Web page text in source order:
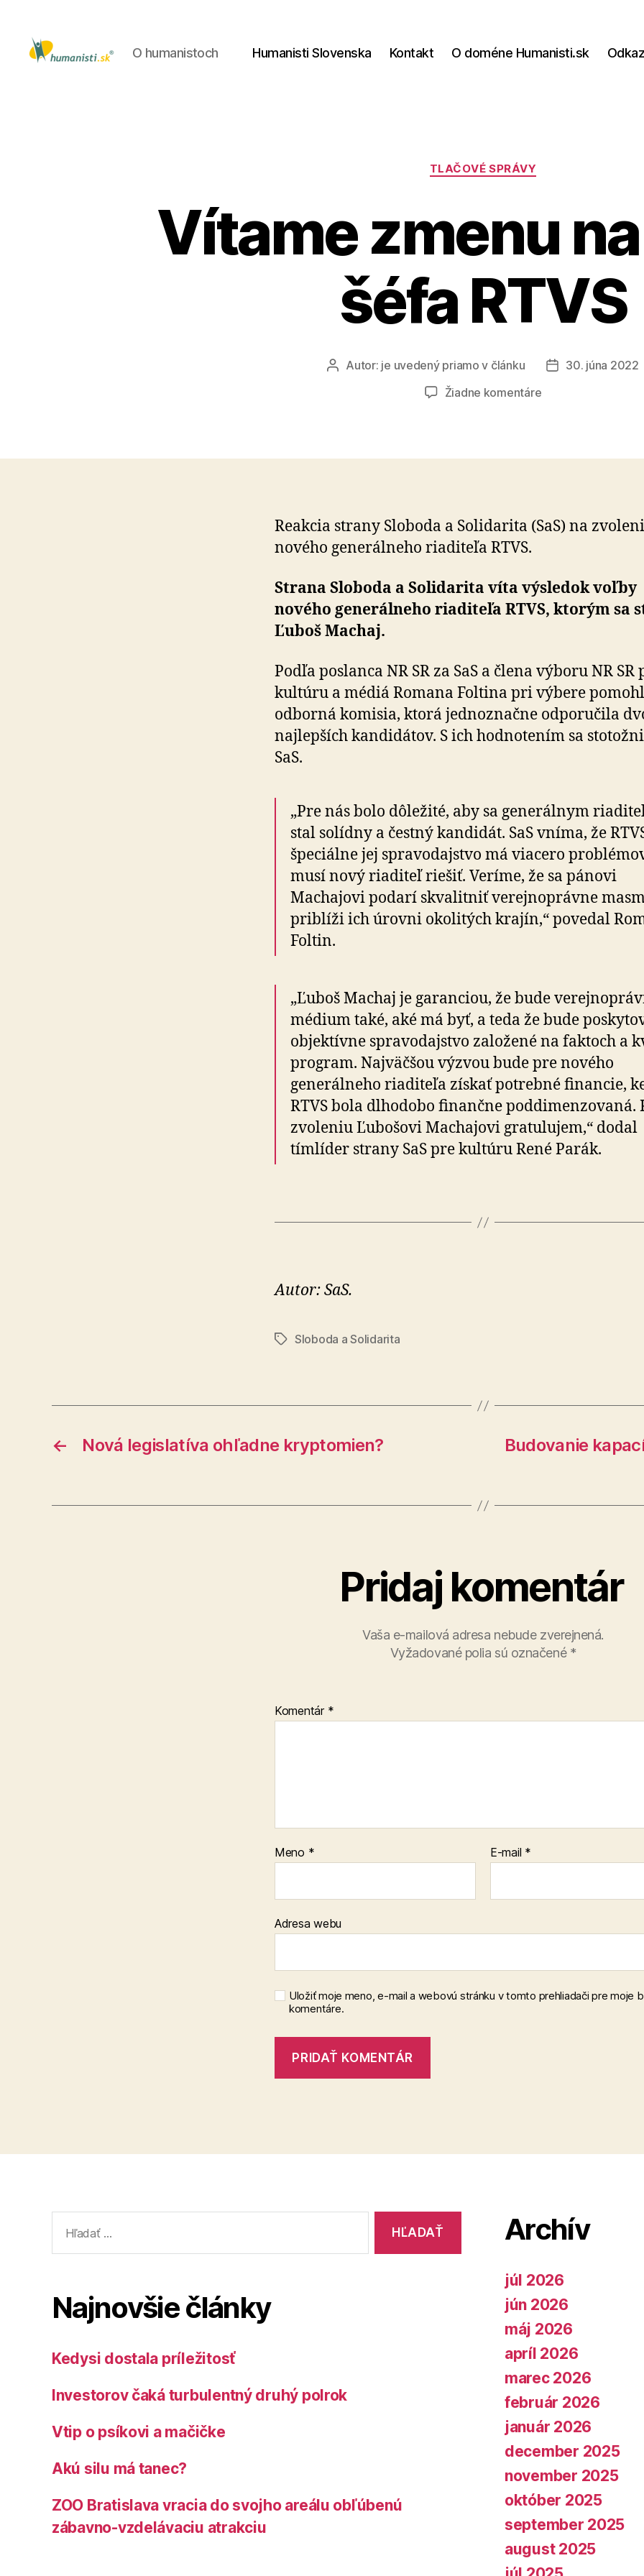
O humanistoch Humanisti Slovenska Kontakt O doméne Humanisti.sk
Kategórie
TLAČOVÉ SPRÁVY
Vítame zmenu
šéfa RTVS
AutorAutor: je uvedený priamo v článku
Dátum30. júna 2022
Žiadne komentárena
poste
Reakcia strany Sloboda a Solidarita (SaS) na
nového generálneho riaditeľa RTVS.
Strana Sloboda a Solidarita víta výsledok voľby
nového generálneho riaditeľa RTVS, ktorým sa
Ľuboš Machaj.
Podľa poslanca NR SR za SaS a člena výboru NR SR
kultúru a médiá Romana Foltina pri výbere
odborná komisia, ktorá jednoznačne odporučila
najlepších kandidátov. S ich hodnotením sa
SaS.
„Pre nás bolo dôležité, aby sa generálnym
stal solídny a čestný kandidát. SaS vníma, že
špeciálne jej spravodajstvo má viacero
musí nový riaditeľ riešiť. Veríme, že sa pánovi
Machajovi podarí skvalitniť verejnoprávne
priblíži ich úrovni okolitých krajín,“ povedal
Foltin.
„Ľuboš Machaj je garanciou, že bude
médium také, aké má byť, a teda že bude
objektívne spravodajstvo založené na faktoch a
program. Najväčšou výzvou bude pre nového
generálneho riaditeľa získať potrebné financie,
RTVS bola dlhodobo finančne poddimenzovaná.
zvoleniu Ľubošovi Machajovi gratulujem,“ dodal
tímlíder strany SaS pre kultúru René Parák.
Autor: SaS.
ZnačkySloboda a Solidarita
← Nová legislatíva ohľadne kryptomien?
Budovanie
Pridaj komentár
Vaša e-mailová adresa nebude zverejnená.
Vyžadované polia sú označené *
Komentár *
Meno * E-mail *
Adresa webu
Uložiť moje meno, e-mail a webovú stránku v tomto prehliadači pre moje
komentáre.
Najnovšie články
Kedysi dostala príležitosť
Investorov čaká turbulentný druhý polrok
Vtip o psíkovi a mačičke
Akú silu má tanec?
ZOO Bratislava vracia do svojho areálu obľúbenú
zábavno-vzdelávaciu atrakciu
Archív
júl 2026
jún 2026
máj 2026
apríl 2026
marec 2026
február 2026
január 2026
december 2025
november 2025
október 2025
september 2025
august 2025